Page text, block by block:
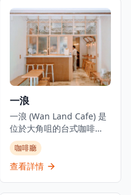
的用餐環境，設有餐廳、
酒吧和私人用餐空間,俯瞰
前殖民地建築群。
Madame Fù提供高級用餐
體驗，在歷史建築環境中
將傳統粵菜風味與現代呈
現方式相結合。
一浪
一浪 (Wan Land Cafe) 是
位於大角咀的台式咖啡
店，已成為咖啡愛好者和
美食愛好者的熱門目的
地。咖啡廳專門提供台灣
咖啡廳
查看詳情